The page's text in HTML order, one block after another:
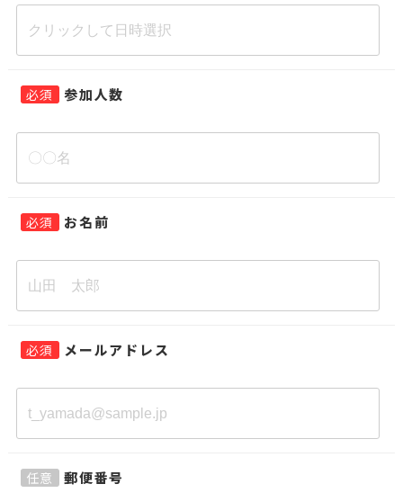
必須 参加人数
必須 お名前
必須 メールアドレス
任意 郵便番号